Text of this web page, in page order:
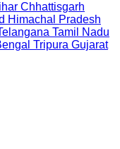
Chhattisgarh
Himachal Pradesh
Tamil Nadu
Tripura Gujarat